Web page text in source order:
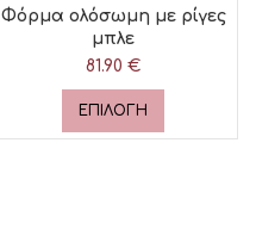
Φόρμα ολόσωμη με ρίγες
μπλε
81.90€
ΕΠΙΛΟΓΉ